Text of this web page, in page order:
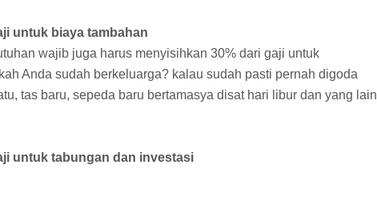
untuk biaya tambahan
wajib juga harus menyisihkan 30% dari gaji untuk
Anda sudah berkeluarga? kalau sudah pasti pernah digoda
tas baru, sepeda baru bertamasya disat hari libur dan yang lain
untuk tabungan dan investasi